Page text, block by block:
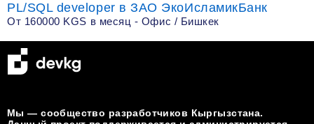
PL/SQL developer в ЗАО ЭкоИсламикБанк
От 160000 KGS в месяц - Офис / Бишкек
Мы — сообщество разработчиков Кыргызстана.